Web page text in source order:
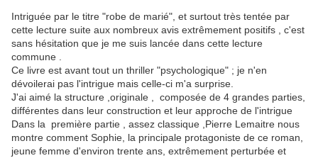
Intriguée par le titre "robe de marié", et surtout très tentée par
cette lecture suite aux nombreux avis extrêmement positifs , c'est
sans hésitation que je me suis lancée dans cette lecture
commune .
Ce livre est avant tout un thriller "psychologique" ; je n'en
dévoilerai pas l'intrigue mais celle-ci m'a surprise.
J'ai aimé la structure ,originale , composée de 4 grandes parties,
différentes dans leur construction et leur approche de l'intrigue
Dans la première partie , assez classique ,Pierre Lemaitre nous
montre comment Sophie, la principale protagoniste de ce roman,
jeune femme d'environ trente ans, extrêmement perturbée et